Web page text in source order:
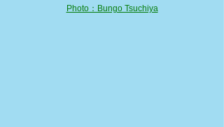
Photo：Bungo Tsuchiya